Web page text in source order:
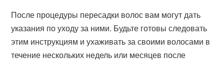
После процедуры пересадки волос вам могут дать
указания по уходу за ними. Будьте готовы следовать
этим инструкциям и ухаживать за своими волосами в
течение нескольких недель или месяцев после